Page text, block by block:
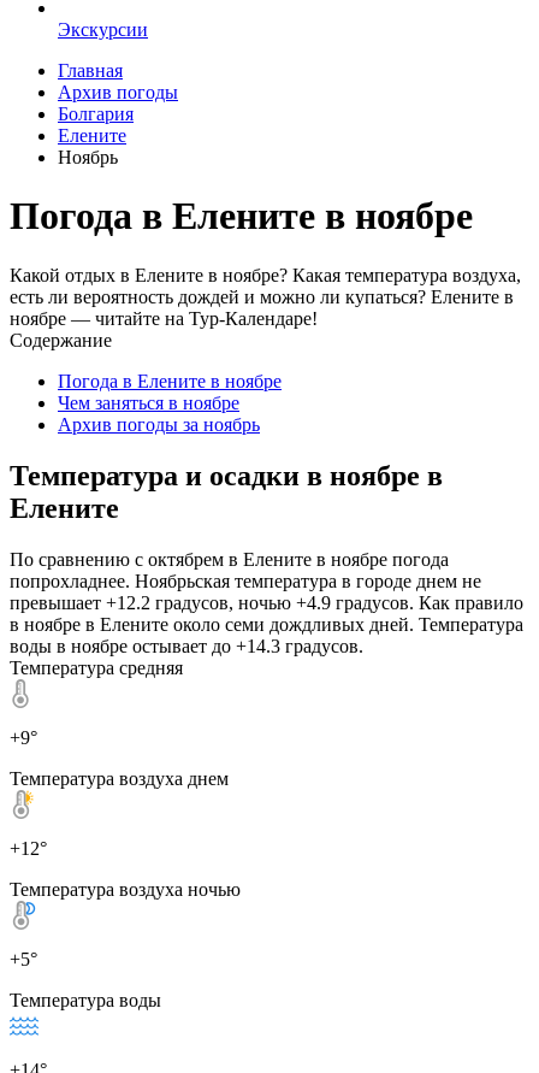
Экскурсии
Главная
Архив погоды
Болгария
Елените
Ноябрь
Погода в Елените в ноябре
Какой отдых в Елените в ноябре? Какая температура воздуха,
есть ли вероятность дождей и можно ли купаться? Елените в
ноябре — читайте на Тур-Календаре!
Содержание
Погода в Елените в ноябре
Чем заняться в ноябре
Архив погоды за ноябрь
Температура и осадки в ноябре в
Елените
По сравнению с октябрем в Елените в ноябре погода
попрохладнее. Ноябрьская температура в городе днем не
превышает +12.2 градусов, ночью +4.9 градусов. Как правило
в ноябре в Елените около семи дождливых дней. Температура
воды в ноябре остывает до +14.3 градусов.
Температура средняя
+9°
Температура воздуха днем
+12°
Температура воздуха ночью
+5°
Температура воды